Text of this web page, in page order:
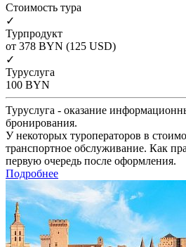
Cтоимость тура
✓
Турпродукт
от 378 BYN (125 USD)
✓
Туруслуга
100 BYN
Туруслуга - оказание
бронирования.
У некоторых туроператоров в
транспортное обслуживание. Как
первую очередь после оформления.
Подробнее